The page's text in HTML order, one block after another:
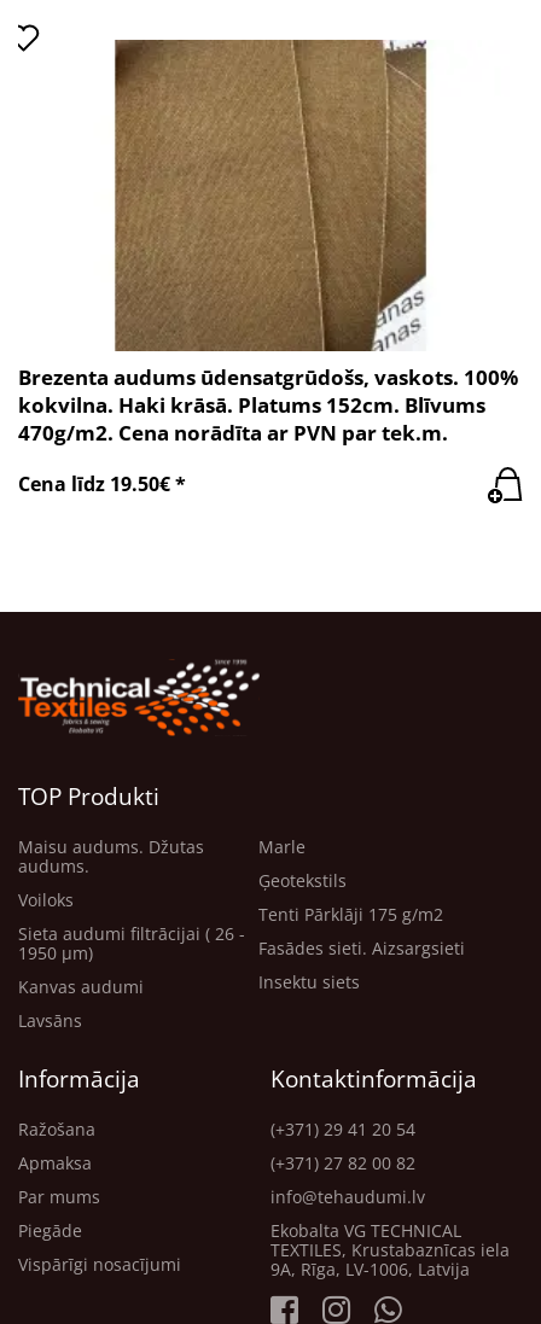
Brezenta audums ūdensatgrūdošs, vaskots. 100%
kokvilna. Haki krāsā. Platums 152cm. Blīvums
470g/m2. Cena norādīta ar PVN par tek.m.
Cena līdz 19.50€ *
TOP Produkti
Maisu audums. Džutas
audums.
Voiloks
Sieta audumi filtrācijai ( 26 -
1950 μm)
Kanvas audumi
Lavsāns
Marle
Ģeotekstils
Tenti Pārklāji 175 g/m2
Fasādes sieti. Aizsargsieti
Insektu siets
Informācija
Ražošana
Apmaksa
Par mums
Piegāde
Vispārīgi nosacījumi
Kontaktinformācija
(+371) 29 41 20 54
(+371) 27 82 00 82
info@tehaudumi.lv
Ekobalta VG TECHNICAL
TEXTILES, Krustabaznīcas iela
9A, Rīga, LV-1006, Latvija